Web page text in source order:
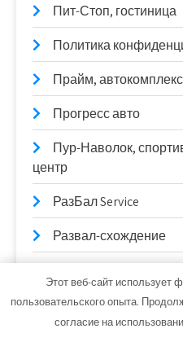
Пит-Стоп, гостиница
Политика
Прайм, автокомплекс
Прогресс авто
Пур-Наволок,
центр
РазБал Service
Развал-схождение
РаШель,
Этот веб-сайт
пользовательского опыта.
согласие на